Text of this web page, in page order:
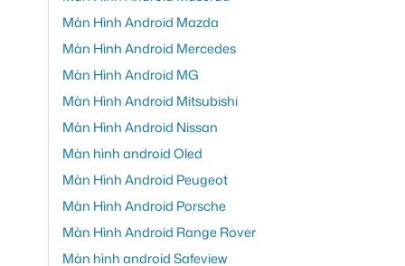
Màn Hình Android Mazda
Màn Hình Android Mercedes
Màn Hình Android MG
Màn Hình Android Mitsubishi
Màn Hình Android Nissan
Màn hình android Oled
Màn Hình Android Peugeot
Màn Hình Android Porsche
Màn Hình Android Range Rover
Màn hình android Safeview